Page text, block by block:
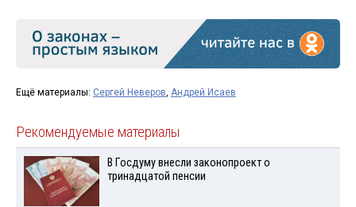
Ещё материалы: Сергей Неверов, Андрей Исаев
Рекомендуемые материалы
В Госдуму внесли законопроект о
тринадцатой пенсии